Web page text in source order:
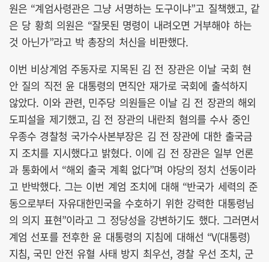
원은 “계엄사령관은 그냥 서명하는 도구이냐”고 질책했고, 같
은 당 황희 의원은 “잘못된 명령이 내려오면 거부해야 하는
것 아닌가”라고 박 총장의 처신을 비판했다.
이번 비상계엄 주동자로 지목된 김 전 장관은 이날 국회 현
안 질의 직전 윤 대통령의 면직안 재가로 국회에 출석하지
않았다. 이와 관련, 민주당 의원들은 이날 김 전 장관의 해외
도피설을 제기했고, 김 전 장관의 내란죄 혐의를 수사 중인
우종수 경찰청 국가수사본부장은 김 전 장관에 대한 출국금
지 조치를 지시했다고 밝혔다. 이에 김 전 장관은 일부 언론
과 통화에서 “해외 출국 계획 없다”며 야당의 정치 선동이라
고 반박했다. 그는 이번 계엄 조치에 대해 “반국가 세력의 준
동으로부터 자유대한민국을 수호하기 위한 강력한 대통령님
의 의지 표현”이라고 그 정당성을 강변하기도 했다. 그러면서
계엄 선포를 전후한 윤 대통령의 지침에 대해선 “V(대통령)
지침, 국민 안전 유혈 사태 방지 최우선, 경찰 우선 조치, 군